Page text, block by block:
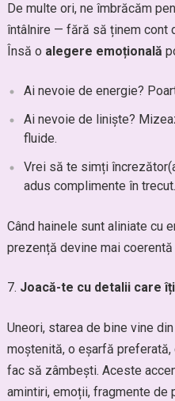
De multe ori, ne îmbrăcăm
întâlnire — fără să ținem cont
Însă o alegere emoțională
Ai nevoie de energie?
Ai nevoie de liniște?
fluide.
Vrei să te simți
adus complimente în trecut.
Când hainele sunt aliniate cu
prezență devine mai coerentă
Joacă-te cu detalii care
Uneori, starea de bine vine din
moștenită, o eșarfă
fac să zâmbești. Aceste
amintiri, emoții, fragmente de